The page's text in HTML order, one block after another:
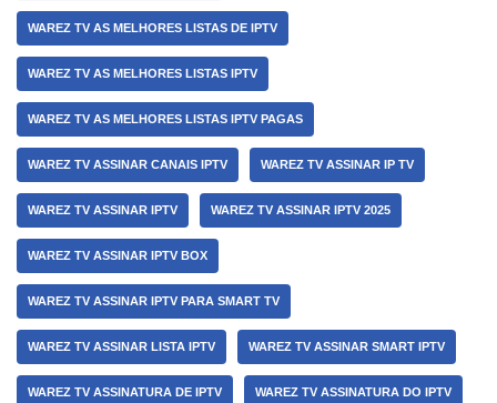
WAREZ TV AS MELHORES LISTAS DE IPTV
WAREZ TV AS MELHORES LISTAS IPTV
WAREZ TV AS MELHORES LISTAS IPTV PAGAS
WAREZ TV ASSINAR CANAIS IPTV WAREZ TV ASSINAR IP TV
WAREZ TV ASSINAR IPTV WAREZ TV ASSINAR IPTV 2025
WAREZ TV ASSINAR IPTV BOX
WAREZ TV ASSINAR IPTV PARA SMART TV
WAREZ TV ASSINAR LISTA IPTV WAREZ TV ASSINAR SMART IPTV
WAREZ TV ASSINATURA DE IPTV WAREZ TV ASSINATURA DO IPTV